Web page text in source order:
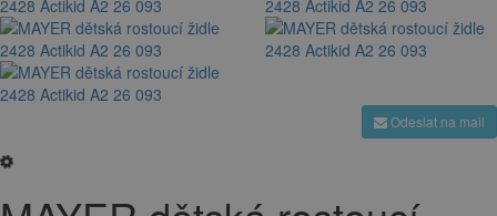
Odeslat na mail